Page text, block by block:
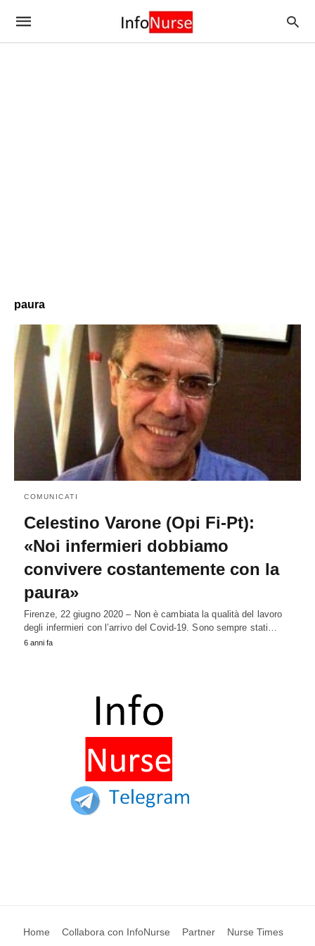
paura
COMUNICATI
Celestino Varone (Opi Fi-Pt):
«Noi infermieri dobbiamo
convivere costantemente con la
paura»
Firenze, 22 giugno 2020 – Non è cambiata la qualità del lavoro
degli infermieri con l’arrivo del Covid-19. Sono sempre stati…
6 anni fa
Home Collabora con InfoNurse Partner Nurse Times